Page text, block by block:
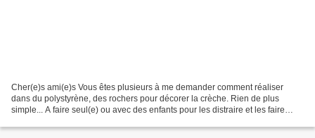
Cher(e)s ami(e)s Vous êtes plusieurs à me demander comment réaliser
dans du polystyrène, des rochers pour décorer la crèche. Rien de plus
simple... A faire seul(e) ou avec des enfants pour les distraire et les faire